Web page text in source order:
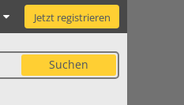
Jetzt registrieren
Suchen